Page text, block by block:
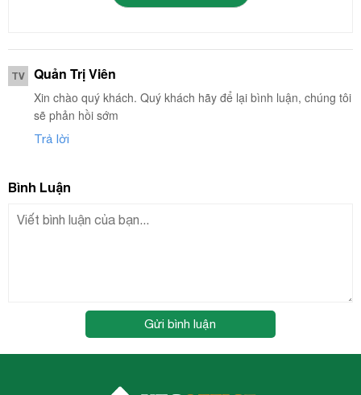
TV Quản Trị Viên
Xin chào quý khách. Quý khách hãy để lại bình luận, chúng tôi
sẽ phản hồi sớm
Trả lời
Bình Luận
Gửi bình luận